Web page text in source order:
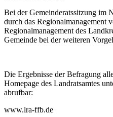
Bei der Gemeinderatssitzung im
durch das Regionalmanagement
Regionalmanagement des
Gemeinde bei der weiteren
Die Ergebnisse der Befragung
Homepage des Landratsamtes
abrufbar:
www.lra-ffb.de